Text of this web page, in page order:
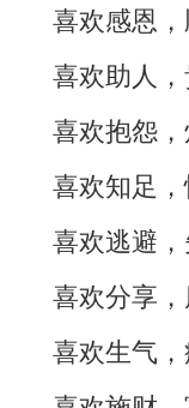
喜欢感恩，
喜欢助人，
喜欢抱怨，
喜欢知足，
喜欢逃避，
喜欢分享，
喜欢生气，